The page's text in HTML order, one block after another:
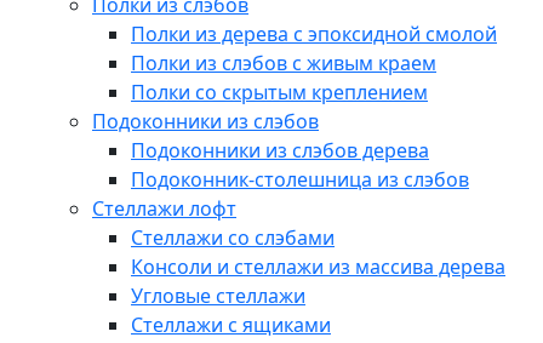
Полки из дерева с эпоксидной смолой
Полки из слэбов с живым краем
Полки со скрытым креплением
Подоконники из слэбов
Подоконники из слэбов дерева
Подоконник-столешница из слэбов
Стеллажи лофт
Стеллажи со слэбами
Консоли и стеллажи из массива дерева
Угловые стеллажи
Стеллажи с ящиками